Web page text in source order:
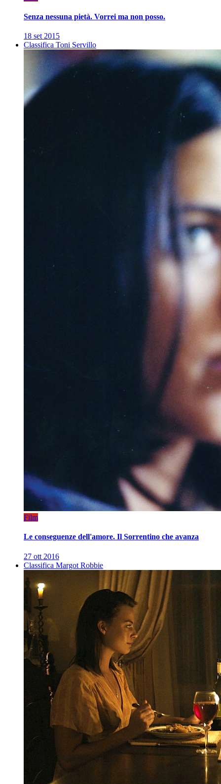
Senza nessuna pietà. Vorrei ma non posso.
18 set 2015
Classifica Toni Servillo
Film
Le conseguenze dell'amore. Il Sorrentino che avanza
27 ott 2016
Classifica Margot Robbie